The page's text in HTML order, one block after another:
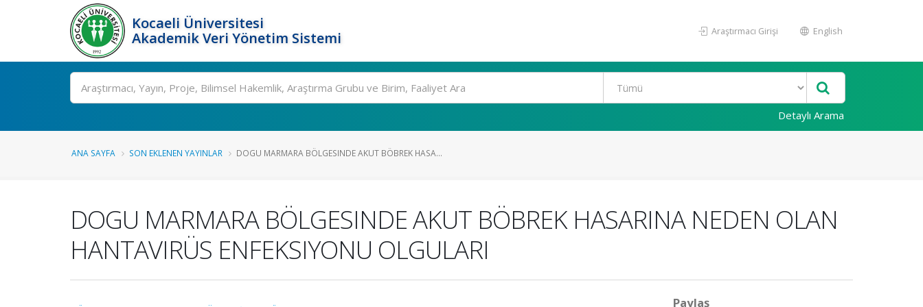
Kocaeli Üniversitesi
Akademik Veri Yönetim Sistemi
Araştırmacı Girişi English
Ara
Detaylı Arama
ANA SAYFA SON EKLENEN YAYINLAR DOGU MARMARA BÖLGESINDE AKUT BÖBREK HASA...
DOGU MARMARA BÖLGESINDE AKUT BÖBREK HASARINA NEDEN OLAN
HANTAVIRÜS ENFEKSIYONU OLGULARI
Paylaş